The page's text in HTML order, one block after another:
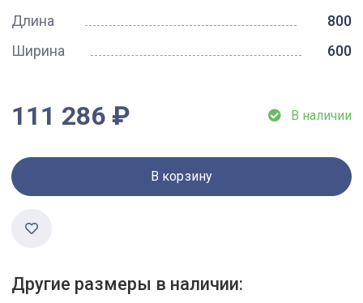
Длина
800
Ширина
600
111 286 ₽ В наличии
В корзину
Другие размеры в наличии: